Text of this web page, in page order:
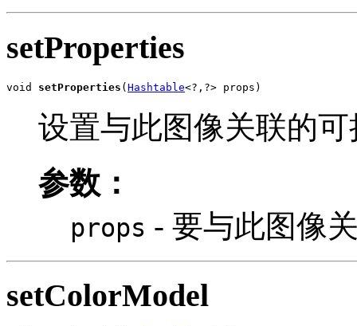
setProperties
void setProperties (Hashtable<?,?> props)
设置与此图像关联的
参数：
props - 要与此图像
setColorModel